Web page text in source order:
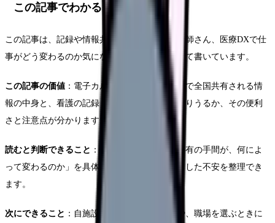
この記事でわかること
この記事は、記録や情報共有の負担に悩む看護師さん、医療DXで仕
事がどう変わるのか気になる看護師さんに向けて書いています。
この記事の価値 ：電子カルテ情報共有サービスで全国共有される情
報の中身と、看護の記録・情報連携がどう変わりうるか、その便利
さと注意点が分かります。
読むと判断できること ：「自分の記録や情報共有の手間が、何によ
って変わるのか」を具体的に捉えられ、漠然とした不安を整理でき
ます。
次にできること ：自施設のシステム対応状況や、職場を選ぶときに